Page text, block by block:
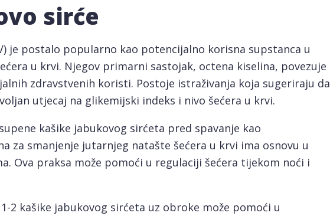
sirće
je postalo popularno kao potencijalno korisna supstanca u
u krvi. Njegov primarni sastojak, octena kiselina, povezuje
zdravstvenih koristi. Postoje istraživanja koja sugeriraju da
utjecaj na glikemijski indeks i nivo šećera u krvi.
kašike jabukovog sirćeta pred spavanje kao
za smanjenje jutarnjeg natašte šećera u krvi ima osnovu u
Ova praksa može pomoći u regulaciji šećera tijekom noći i
2 kašike jabukovog sirćeta uz obroke može pomoći u